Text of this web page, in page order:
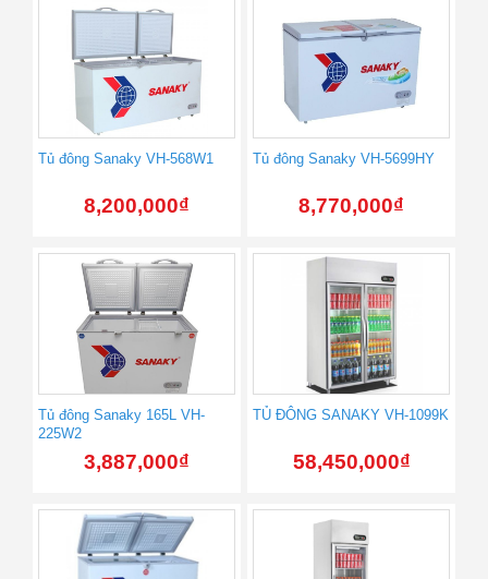
Tủ đông Sanaky VH-568W1
8,200,000₫
Tủ đông Sanaky VH-5699HY
8,770,000₫
Tủ đông Sanaky 165L VH-
225W2
3,887,000₫
TỦ ĐÔNG SANAKY VH-1099K
58,450,000₫